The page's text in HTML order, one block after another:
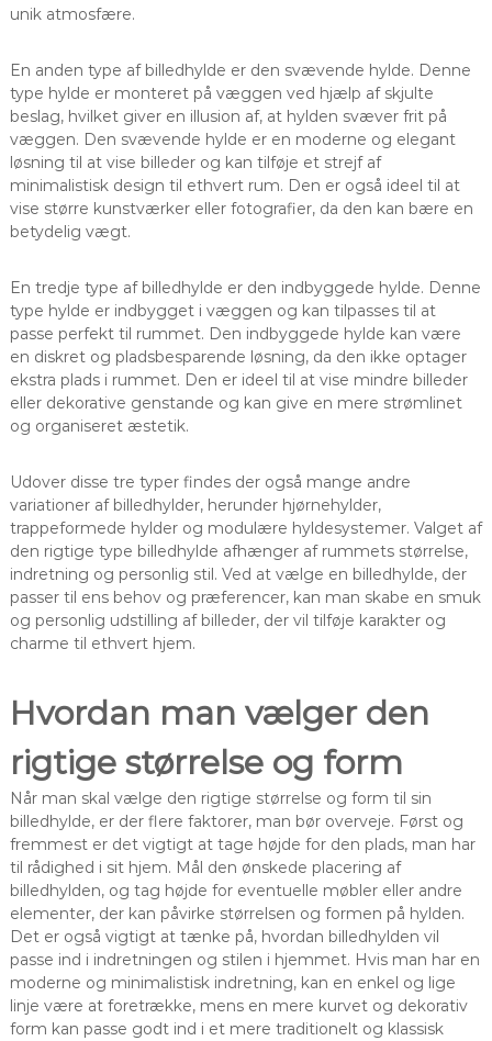
unik atmosfære.
En anden type af billedhylde er den svævende hylde. Denne
type hylde er monteret på væggen ved hjælp af skjulte
beslag, hvilket giver en illusion af, at hylden svæver frit på
væggen. Den svævende hylde er en moderne og elegant
løsning til at vise billeder og kan tilføje et strejf af
minimalistisk design til ethvert rum. Den er også ideel til at
vise større kunstværker eller fotografier, da den kan bære en
betydelig vægt.
En tredje type af billedhylde er den indbyggede hylde. Denne
type hylde er indbygget i væggen og kan tilpasses til at
passe perfekt til rummet. Den indbyggede hylde kan være
en diskret og pladsbesparende løsning, da den ikke optager
ekstra plads i rummet. Den er ideel til at vise mindre billeder
eller dekorative genstande og kan give en mere strømlinet
og organiseret æstetik.
Udover disse tre typer findes der også mange andre
variationer af billedhylder, herunder hjørnehylder,
trappeformede hylder og modulære hyldesystemer. Valget af
den rigtige type billedhylde afhænger af rummets størrelse,
indretning og personlig stil. Ved at vælge en billedhylde, der
passer til ens behov og præferencer, kan man skabe en smuk
og personlig udstilling af billeder, der vil tilføje karakter og
charme til ethvert hjem.
Hvordan man vælger den
rigtige størrelse og form
Når man skal vælge den rigtige størrelse og form til sin
billedhylde, er der flere faktorer, man bør overveje. Først og
fremmest er det vigtigt at tage højde for den plads, man har
til rådighed i sit hjem. Mål den ønskede placering af
billedhylden, og tag højde for eventuelle møbler eller andre
elementer, der kan påvirke størrelsen og formen på hylden.
Det er også vigtigt at tænke på, hvordan billedhylden vil
passe ind i indretningen og stilen i hjemmet. Hvis man har en
moderne og minimalistisk indretning, kan en enkel og lige
linje være at foretrække, mens en mere kurvet og dekorativ
form kan passe godt ind i et mere traditionelt og klassisk